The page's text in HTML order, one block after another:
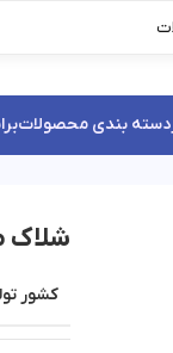
دسته بندی محصولات
شلاک
کشور